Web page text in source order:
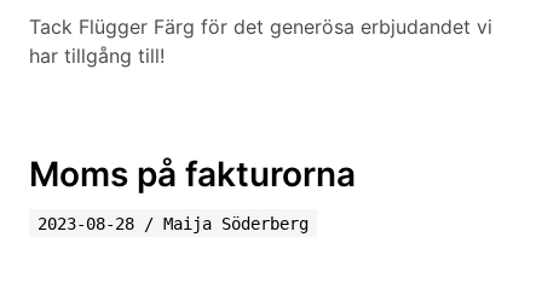
Tack Flügger Färg för det generösa erbjudandet vi
har tillgång till!
Moms på fakturorna
2023-08-28 / Maija Söderberg